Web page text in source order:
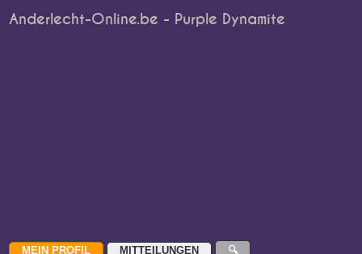
Anderlecht-Online.be - Purple Dynamite